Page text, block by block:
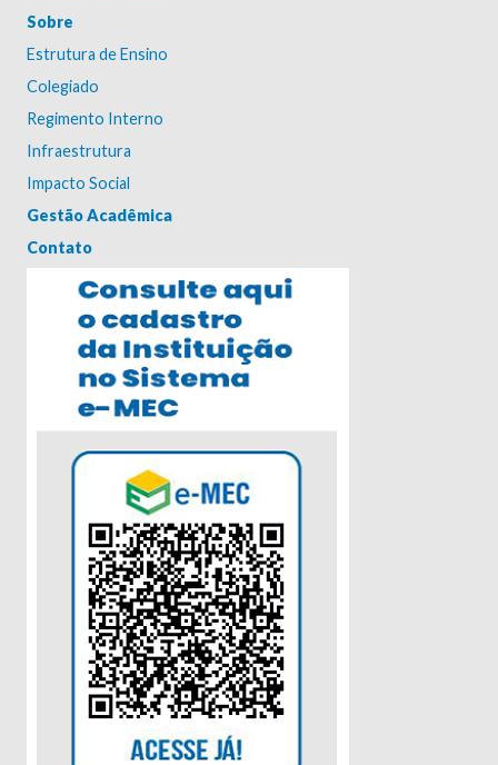
Sobre
Estrutura de Ensino
Colegiado
Regimento Interno
Infraestrutura
Impacto Social
Gestão Acadêmica
Contato